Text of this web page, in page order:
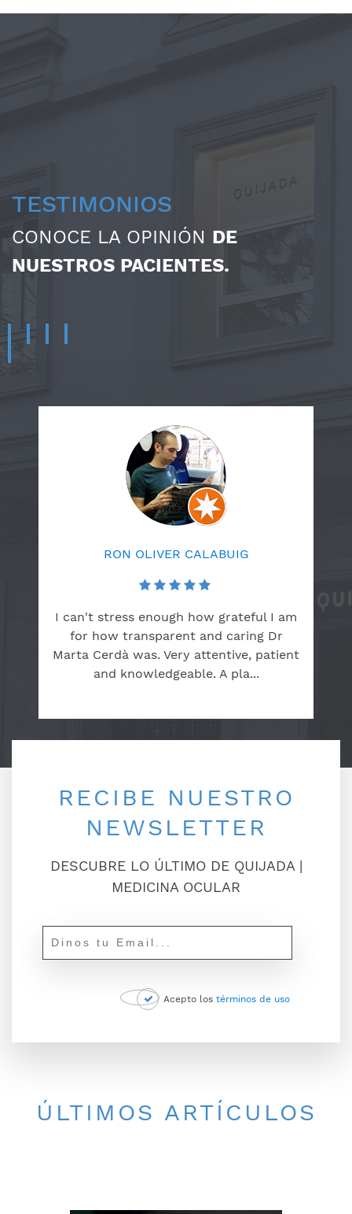
TESTIMONIOS
CONOCE LA OPINIÓN DE
NUESTROS PACIENTES.
RON OLIVER CALABUIG
I can't stress enough how grateful I am
for how transparent and caring Dr
Marta Cerdà was. Very attentive, patient
and knowledgeable. A pla...
RECIBE NUESTRO
NEWSLETTER
DESCUBRE LO ÚLTIMO DE QUIJADA |
MEDICINA OCULAR
Acepto los términos de uso
ÚLTIMOS ARTÍCULOS